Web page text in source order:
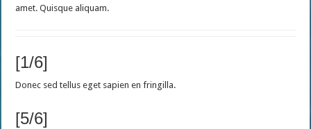
amet. Quisque aliquam.
[1/6]
Donec sed tellus eget sapien en fringilla.
[5/6]